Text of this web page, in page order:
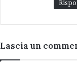
luogo. Molte
persone che mi
della loro
Lascia un